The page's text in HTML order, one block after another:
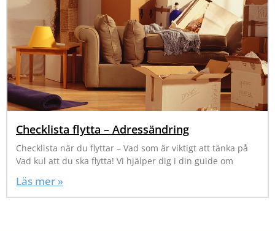
Checklista flytta – Adressändring
Checklista när du flyttar – Vad som är viktigt att tänka på
Vad kul att du ska flytta! Vi hjälper dig i din guide om
Läs mer »